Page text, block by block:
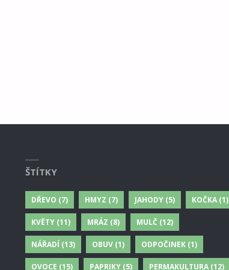
ŠTÍTKY
DŘEVO (7) HMYZ (7) JAHODY (5) KOČKA (1)
KVĚTY (11) MRÁZ (8) MULČ (12)
NÁŘADÍ (13) OBUV (1) ODPOČINEK (1)
OVOCE (15) PAPRIKY (5) PERMAKULTURA (12)